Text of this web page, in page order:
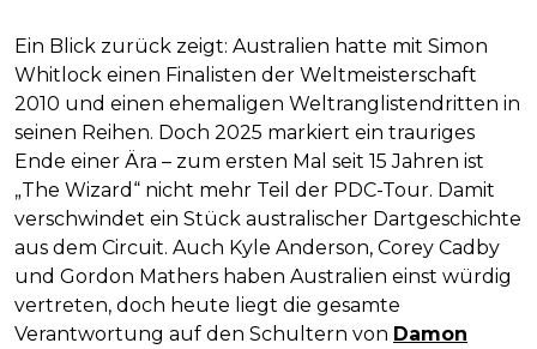
Ein Blick zurück zeigt: Australien hatte mit Simon
Whitlock einen Finalisten der Weltmeisterschaft
2010 und einen ehemaligen Weltranglistendritten in
seinen Reihen. Doch 2025 markiert ein trauriges
Ende einer Ära – zum ersten Mal seit 15 Jahren ist
„The Wizard“ nicht mehr Teil der PDC-Tour. Damit
verschwindet ein Stück australischer Dartgeschichte
aus dem Circuit. Auch Kyle Anderson, Corey Cadby
und Gordon Mathers haben Australien einst würdig
vertreten, doch heute liegt die gesamte
Verantwortung auf den Schultern von Damon